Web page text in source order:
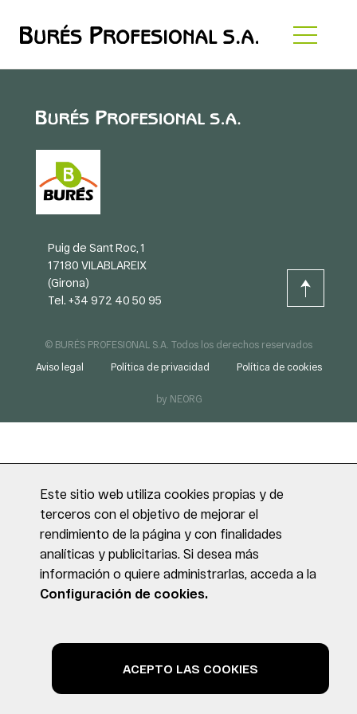
Puig de Sant Roc, 1
17180 VILABLAREIX
(Girona)
Tel. +34 972 40 50 95
© BURÉS PROFESIONAL S.A. Todos los derechos reservados
Aviso legal
Política de privacidad Política de cookies
by NEORG
Este sitio web utiliza cookies propias y de
terceros con el objetivo de mejorar el
rendimiento de la página y con finalidades
analíticas y publicitarias. Si desea más
información o quiere administrarlas, acceda a la
Configuración de cookies.
ACEPTO LAS COOKIES